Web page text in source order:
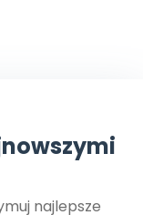
najlepsze